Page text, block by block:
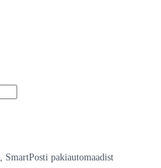
SmartPosti pakiautomaadist